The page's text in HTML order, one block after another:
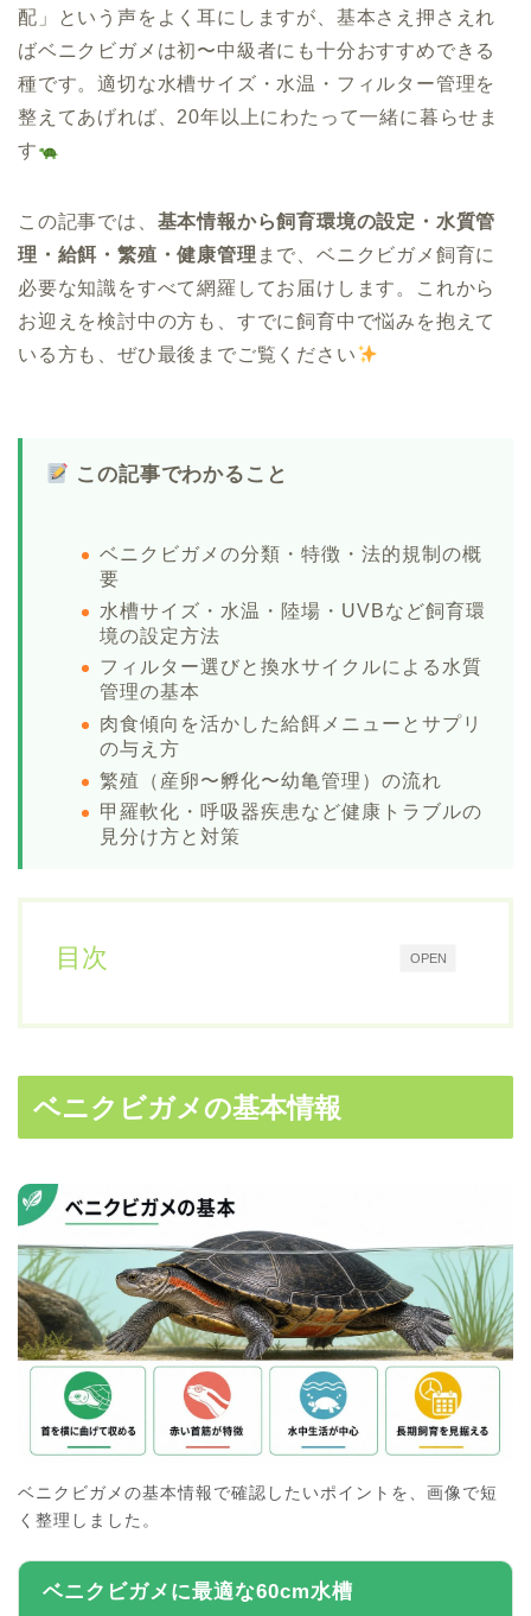
配」という声をよく耳にしますが、基本さえ押さえれ
ばベニクビガメは初〜中級者にも十分おすすめできる
種です。適切な水槽サイズ・水温・フィルター管理を
整えてあげれば、20年以上にわたって一緒に暮らせま
す
この記事では、 基本情報から飼育環境の設定・水質管
理・給餌・繁殖・健康管理 まで、ベニクビガメ飼育に
必要な知識をすべて網羅してお届けします。これから
お迎えを検討中の方も、すでに飼育中で悩みを抱えて
いる方も、ぜひ最後までご覧ください
この記事でわかること
ベニクビガメの分類・特徴・法的規制の概
要
水槽サイズ・水温・陸場・UVBなど飼育環
境の設定方法
フィルター選びと換水サイクルによる水質
管理の基本
肉食傾向を活かした給餌メニューとサプリ
の与え方
繁殖（産卵〜孵化〜幼亀管理）の流れ
甲羅軟化・呼吸器疾患など健康トラブルの
見分け方と対策
OPEN
目次
ベニクビガメの基本情報
ベニクビガメの基本情報で確認したいポイントを、画像で短
く整理しました。
ベニクビガメに最適な60cm水槽